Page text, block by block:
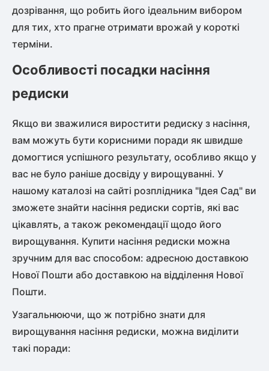
дозрівання, що робить його ідеальним вибором
для тих, хто прагне отримати врожай у короткі
терміни.
Особливості посадки насіння
редиски
Якщо ви зважилися виростити редиску з насіння,
вам можуть бути корисними поради як швидше
домогтися успішного результату, особливо якщо у
вас не було раніше досвіду у вирощуванні. У
нашому каталозі на сайті розплідника "Ідея Сад" ви
зможете знайти насіння редиски сортів, які вас
цікавлять, а також рекомендації щодо його
вирощування. Купити насіння редиски можна
зручним для вас способом: адресною доставкою
Нової Пошти або доставкою на відділення Нової
Пошти.
Узагальнюючи, що ж потрібно знати для
вирощування насіння редиски, можна виділити
такі поради: